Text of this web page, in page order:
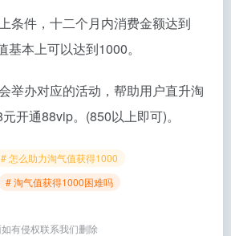
条件，十二个月内消费金额达到
本上可以达到1000。
举办对应的活动，帮助用户直升淘
开通88vip。(850以上即可)。
# 怎么助力淘气值获得1000
# 淘气值获得1000困难吗
有侵权联系我们删除